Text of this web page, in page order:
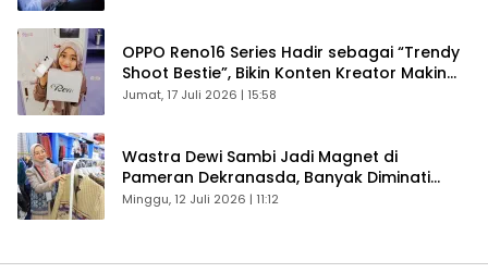
OPPO Reno16 Series Hadir sebagai “Trendy
Shoot Bestie”, Bikin Konten Kreator Makin
Betah
Jumat, 17 Juli 2026 | 15:58
Wastra Dewi Sambi Jadi Magnet di
Pameran Dekranasda, Banyak Diminati
Pengunjung
Minggu, 12 Juli 2026 | 11:12